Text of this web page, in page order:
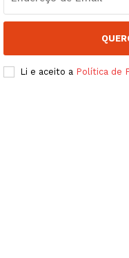
Artigos
Grande Entrevista
Li e aceito a Política de